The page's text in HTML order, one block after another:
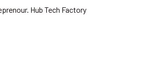
Hub Tech Factory